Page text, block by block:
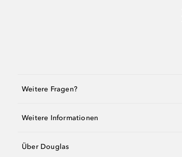
Weitere Fragen?
Weitere Informationen
Über Douglas